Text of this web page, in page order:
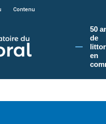
du Conservatoire du littoral, vous
Contenu
50
de
en